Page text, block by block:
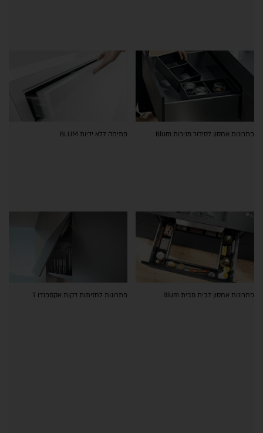
פתרונות אחסון לסידור מגירות Blum פתיחה ללא ידיות BLUM
פתרונות אחסון לבית מבית Blum פתרונות לחזיתות דקות אקספנדו T